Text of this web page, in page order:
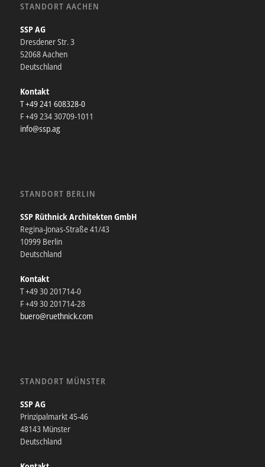
STANDORT AACHEN
SSP AG
Dresdener Str. 3
52068 Aachen
Deutschland
Kontakt
T +49 241 608328-0
F +49 234 30709-1011
info@ssp.ag
STANDORT BERLIN
SSP Rüthnick Architekten GmbH
Regina-Jonas-Straße 41/43
10999 Berlin
Deutschland
Kontakt
T +49 30 201714-0
F +49 30 201714-28
buero@ruethnick.com
STANDORT MÜNSTER
SSP AG
Prinzipalmarkt 45-46
48143 Münster
Deutschland